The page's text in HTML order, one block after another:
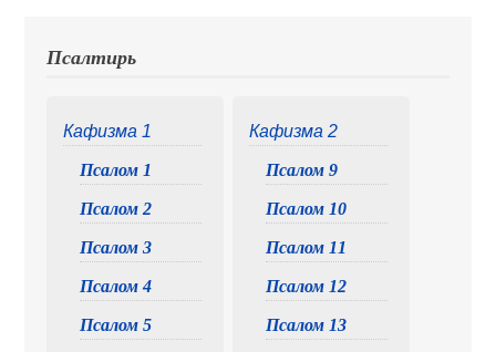
Псалтирь
Кафизма 1
Псалом 1
Псалом 2
Псалом 3
Псалом 4
Псалом 5
Кафизма 2
Псалом 9
Псалом 10
Псалом 11
Псалом 12
Псалом 13